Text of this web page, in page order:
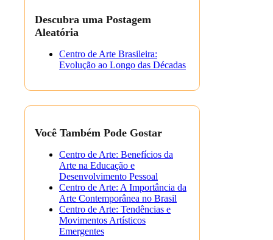
Descubra uma Postagem
Aleatória
Centro de Arte Brasileira:
Evolução ao Longo das Décadas
Você Também Pode Gostar
Centro de Arte: Benefícios da
Arte na Educação e
Desenvolvimento Pessoal
Centro de Arte: A Importância da
Arte Contemporânea no Brasil
Centro de Arte: Tendências e
Movimentos Artísticos
Emergentes